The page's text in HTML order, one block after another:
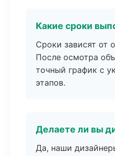
Какие сроки
Сроки зависят от
После осмотра
точный график с
этапов.
Делаете ли вы
Да, наши